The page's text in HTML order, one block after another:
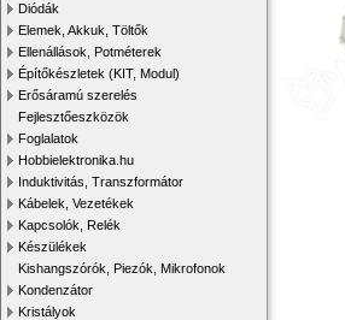
Diódák
Elemek, Akkuk, Töltők
Ellenállások, Potméterek
Építőkészletek (KIT, Modul)
Erősáramú szerelés
Fejlesztőeszközök
Foglalatok
Hobbielektronika.hu
Induktivitás, Transzformátor
Kábelek, Vezetékek
Kapcsolók, Relék
Készülékek
Kishangszórók, Piezók, Mikrofonok
Kondenzátor
Kristályok